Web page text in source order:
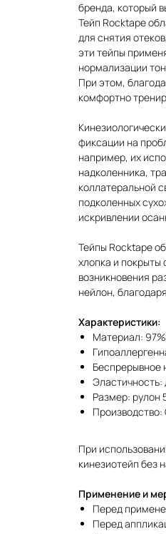
бренда, который
Тейп Rocktape
для снятия
эти тейпы
нормализации
При этом,
комфортно
фиксации на
например, их
надколенника,
коллатеральной
подколенных
искривлении
Тейпы Rocktape
хлопка и покрыты
возникновения
нейлон,
Характеристики:
Материал:
Беспрерывное
Эластичность:
Размер: рулон
При
кинезиотейп без
Применение и
Перед
Перед